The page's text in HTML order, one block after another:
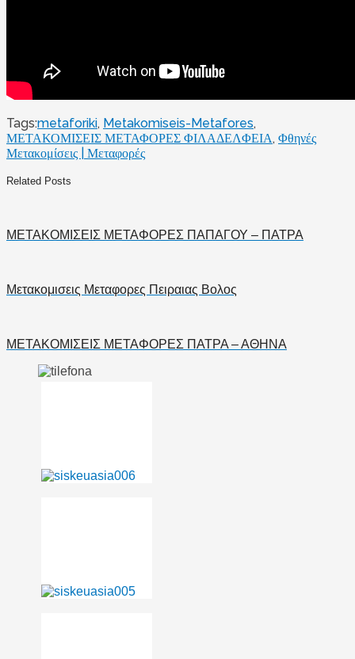
Tags:metaforiki, Metakomiseis-Metafores,
ΜΕΤΑΚΟΜΙΣΕΙΣ ΜΕΤΑΦΟΡΕΣ ΦΙΛΑΔΕΛΦΕΙΑ, Φθηνές
Μετακομίσεις | Μεταφορές
Related Posts
ΜΕΤΑΚΟΜΙΣΕΙΣ ΜΕΤΑΦΟΡΕΣ ΠΑΠΑΓΟΥ – ΠΑΤΡΑ
Μετακομισεις Μεταφορες Πειραιας Βολος
ΜΕΤΑΚΟΜΙΣΕΙΣ ΜΕΤΑΦΟΡΕΣ ΠΑΤΡΑ – ΑΘΗΝΑ